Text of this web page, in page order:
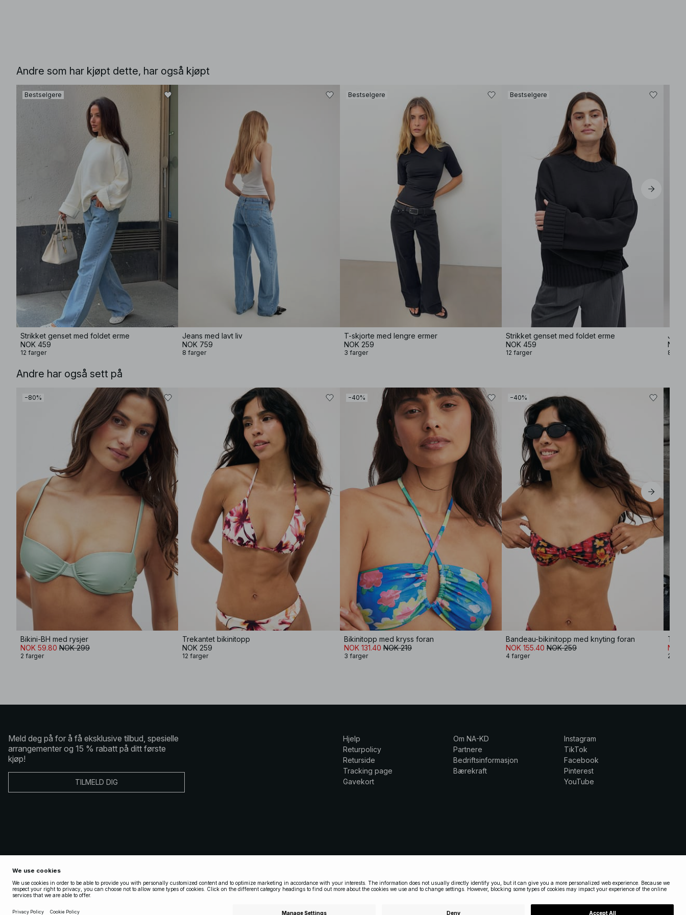
Andre som har kjøpt dette, har også kjøpt
Bestselgere
Strikket genset med foldet erme
NOK 459
12 farger
Jeans med lavt liv
NOK 759
8 farger
Bestselgere
T-skjorte med lengre ermer
NOK 259
3 farger
Bestselgere
Strikket genset med foldet erme
NOK 459
12 farger
NOK
8
Andre har også sett på
−80%
Bikini-BH med rysjer
NOK 59.80 NOK 299
2 farger
Trekantet bikinitopp
NOK 259
12 farger
−40%
Bikinitopp med kryss foran
NOK 131.40 NOK 219
3 farger
−40%
Bandeau-bikinitopp med knyting foran
NOK 155.40 NOK 259
4 farger
NOK
2
Meld deg på for å få eksklusive tilbud, spesielle
arrangementer og 15 % rabatt på ditt første
kjøp!
TILMELD DIG
Hjelp
Returpolicy
Returside
Tracking page
Gavekort
Om NA-KD
Partnere
Bedriftsinformasjon
Bærekraft
Instagram
TikTok
Facebook
Pinterest
YouTube
Copyright 2025 Nakdcom One World AB